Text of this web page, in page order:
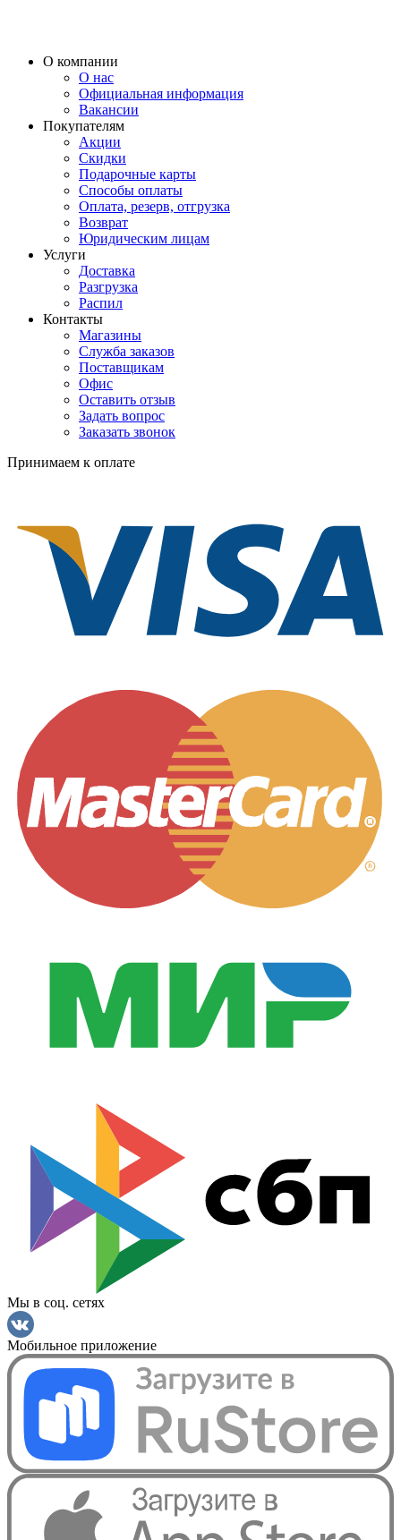
О компании
О нас
Официальная информация
Вакансии
Покупателям
Акции
Скидки
Подарочные карты
Способы оплаты
Оплата, резерв, отгрузка
Возврат
Юридическим лицам
Услуги
Доставка
Разгрузка
Распил
Контакты
Магазины
Служба заказов
Поставщикам
Офис
Оставить отзыв
Задать вопрос
Заказать звонок
Принимаем к оплате
Мы в соц. сетях
Мобильное приложение